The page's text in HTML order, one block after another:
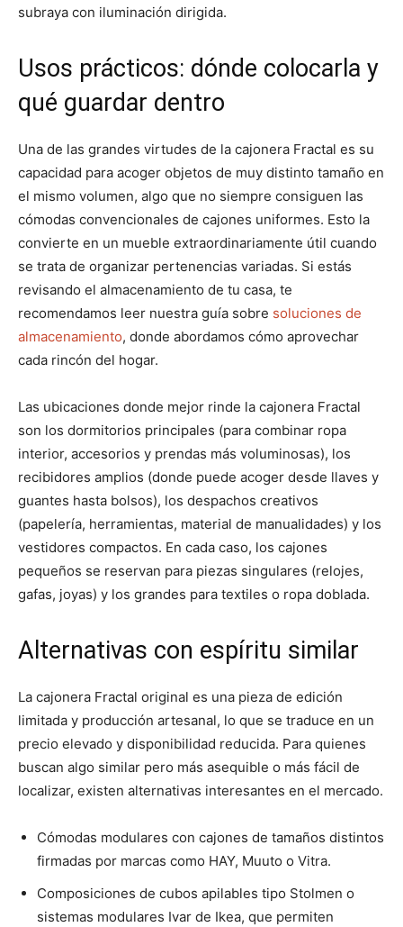
subraya con iluminación dirigida.
Usos prácticos: dónde colocarla y
qué guardar dentro
Una de las grandes virtudes de la cajonera Fractal es su
capacidad para acoger objetos de muy distinto tamaño en
el mismo volumen, algo que no siempre consiguen las
cómodas convencionales de cajones uniformes. Esto la
convierte en un mueble extraordinariamente útil cuando
se trata de organizar pertenencias variadas. Si estás
revisando el almacenamiento de tu casa, te
recomendamos leer nuestra guía sobre soluciones de
almacenamiento, donde abordamos cómo aprovechar
cada rincón del hogar.
Las ubicaciones donde mejor rinde la cajonera Fractal
son los dormitorios principales (para combinar ropa
interior, accesorios y prendas más voluminosas), los
recibidores amplios (donde puede acoger desde llaves y
guantes hasta bolsos), los despachos creativos
(papelería, herramientas, material de manualidades) y los
vestidores compactos. En cada caso, los cajones
pequeños se reservan para piezas singulares (relojes,
gafas, joyas) y los grandes para textiles o ropa doblada.
Alternativas con espíritu similar
La cajonera Fractal original es una pieza de edición
limitada y producción artesanal, lo que se traduce en un
precio elevado y disponibilidad reducida. Para quienes
buscan algo similar pero más asequible o más fácil de
localizar, existen alternativas interesantes en el mercado.
Cómodas modulares con cajones de tamaños distintos
firmadas por marcas como HAY, Muuto o Vitra.
Composiciones de cubos apilables tipo Stolmen o
sistemas modulares Ivar de Ikea, que permiten